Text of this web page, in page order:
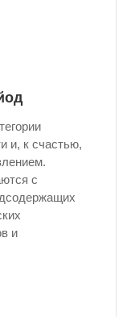
и, к счастью,
с
и